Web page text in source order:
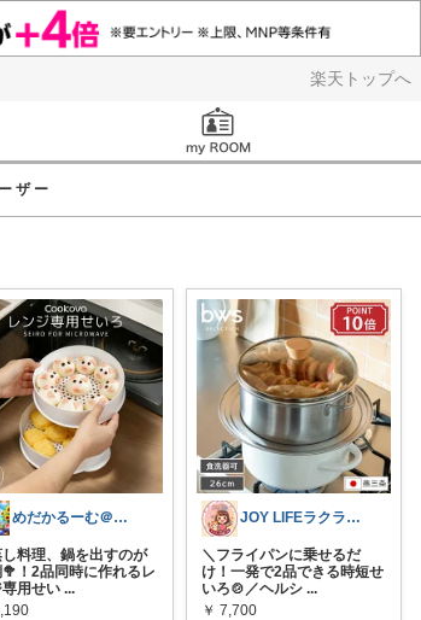
楽天トップへ
ザー
めだかるーむ＠ありがとうございます。
し料理、鍋を出すのが
！2品同時に作れるレ
専用せい ...
JOY LIFEラクラシ応援LAB
＼フライパンに乗せるだ
け！一発で2品できる時短せ
いろ🍲／ヘルシ ...
￥ 7,700